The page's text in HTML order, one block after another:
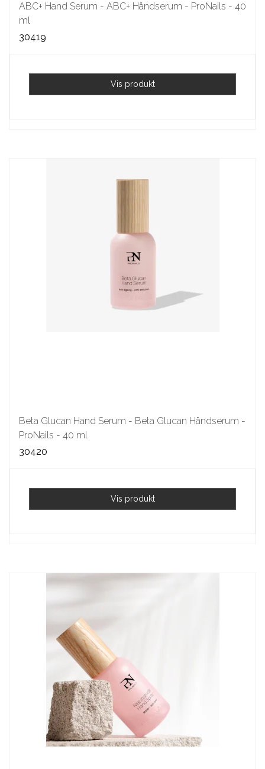
ABC+ Hand Serum - ABC+ Håndserum - ProNails - 40
ml
30419
Vis produkt
Beta Glucan Hand Serum - Beta Glucan Håndserum -
ProNails - 40 ml
30420
Vis produkt